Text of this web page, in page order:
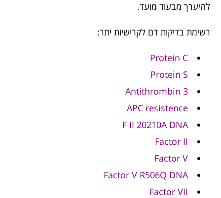
להיערך מבעוד מועד.
רשימת בדיקות דם לקרישיות יתר:
Protein C
Protein S
Antithrombin 3
APC resistence
F II 20210A DNA
Factor II
Factor V
Factor V R506Q DNA
Factor VII